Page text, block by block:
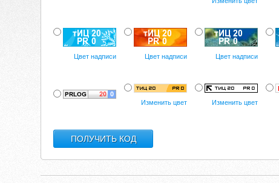
Цвет надписи Цвет надписи Цвет надписи
Изменить цвет Изменить цвет